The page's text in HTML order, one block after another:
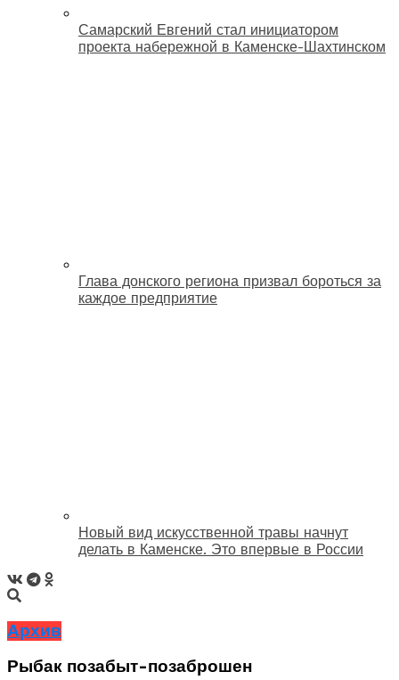
Самарский Евгений стал инициатором
проекта набережной в Каменске-Шахтинском
Глава донского региона призвал бороться за
каждое предприятие
Новый вид искусственной травы начнут
делать в Каменске. Это впервые в России
Архив
Рыбак позабыт-позаброшен